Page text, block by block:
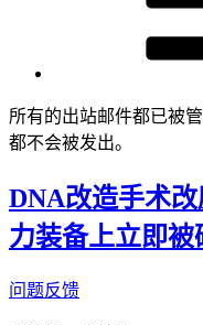
所有的出站邮件都已被
都不会被发出。
DNA改造手术
力装备上立即
问题反馈